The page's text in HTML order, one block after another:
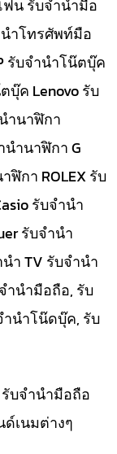
ฟน รับจำนำมือ
ำโทรศัพท์มือ
รับจำนำโน๊ตบุ๊ค
บุ๊ค Lenovo รับ
ำนาฬิกา
นำนาฬิกา G
กา ROLEX รับ
รับจำนำ
รับจำนำ
ำ TV รับจำนำ
ำนำมือถือ, รับ
นำโน๊ดบุ๊ค, รับ
บจำนำมือถือ
เนมต่างๆ